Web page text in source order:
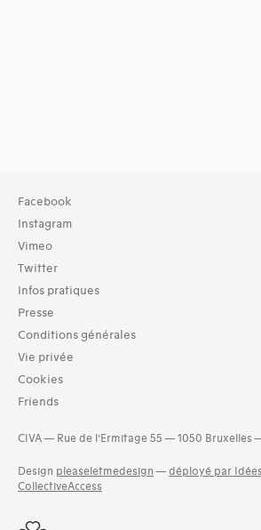
Facebook
Instagram
Vimeo
Twitter
Infos pratiques
Presse
Conditions générales
Vie privée
Cookies
Friends
CIVA — Rue de l’Ermitage 55 — 1050 Bruxelles
Design pleaseletmedesign — déployé par
CollectiveAccess